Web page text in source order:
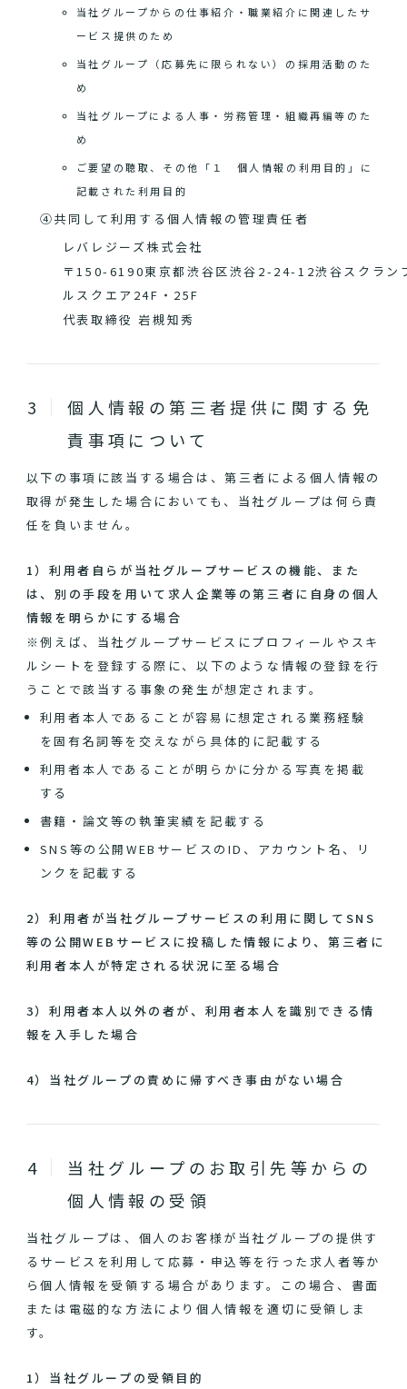
当社グループからの仕事紹介・職業紹介に関連したサ
ービス提供のため
当社グループ（応募先に限られない）の採用活動のた
め
当社グループによる人事・労務管理・組織再編等のた
め
ご要望の聴取、その他「１ 個人情報の利用目的」に
記載された利用目的
④共同して利用する個人情報の管理責任者
レバレジーズ株式会社
〒150-6190東京都渋谷区渋谷2-24-12渋谷スクラン
ルスクエア24F・25F
代表取締役 岩槻知秀
個人情報の第三者提供に関する免
責事項について
以下の事項に該当する場合は、第三者による個人情報の
取得が発生した場合においても、当社グループは何ら責
任を負いません。
1）利用者自らが当社グループサービスの機能、また
は、別の手段を用いて求人企業等の第三者に自身の個人
情報を明らかにする場合
※例えば、当社グループサービスにプロフィールやスキ
ルシートを登録する際に、以下のような情報の登録を行
うことで該当する事象の発生が想定されます。
利用者本人であることが容易に想定される業務経験
を固有名詞等を交えながら具体的に記載する
利用者本人であることが明らかに分かる写真を掲載
する
書籍・論文等の執筆実績を記載する
SNS等の公開WEBサービスのID、アカウント名、リ
ンクを記載する
2）利用者が当社グループサービスの利用に関してSNS
等の公開WEBサービスに投稿した情報により、第三者に
利用者本人が特定される状況に至る場合
3）利用者本人以外の者が、利用者本人を識別できる情
報を入手した場合
4）当社グループの責めに帰すべき事由がない場合
当社グループのお取引先等からの
個人情報の受領
当社グループは、個人のお客様が当社グループの提供す
るサービスを利用して応募・申込等を行った求人者等か
ら個人情報を受領する場合があります。この場合、書面
または電磁的な方法により個人情報を適切に受領しま
す。
1）当社グループの受領目的